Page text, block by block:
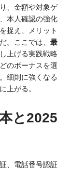
、金額や対象ゲ
本人確認の強化
捉え、メリット
。ここでは、 最
上げる実践戦略
のボーナスを選
細則に強くなる
上がる。
と2025
、電話番号認証